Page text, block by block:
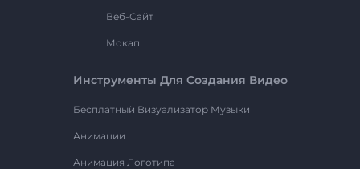
Веб-Сайт
Мокап
Инструменты Для Создания Видео
Бесплатный Визуализатор Музыки
Анимации
Анимация Логотипа